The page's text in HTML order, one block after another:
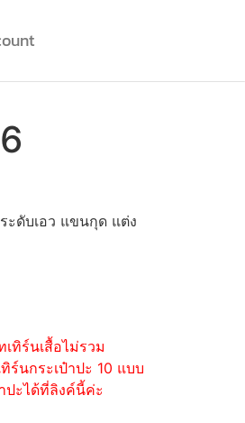
ดับเอว แขนกุด แต่ง
ทิร์นเสื้อไม่รวม
ร์นกระเป๋าปะ 10 แบบ
ปะได้ที่ลิงค์นี้ค่ะ